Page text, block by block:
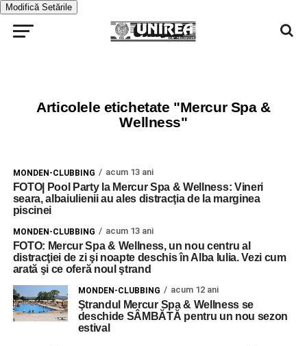
Modifică Setările
Articolele etichetate "Mercur Spa &
Wellness"
MONDEN-CLUBBING acum 13 ani
FOTO| Pool Party la Mercur Spa & Wellness: Vineri
seara, albaiulienii au ales distracţia de la marginea
piscinei
MONDEN-CLUBBING acum 13 ani
FOTO: Mercur Spa & Wellness, un nou centru al
distracţiei de zi şi noapte deschis în Alba Iulia. Vezi cum
arată şi ce oferă noul ştrand
MONDEN-CLUBBING acum 12 ani
Ştrandul Mercur Spa & Wellness se
deschide SÂMBĂTĂ pentru un nou sezon
estival